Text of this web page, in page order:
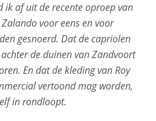
ik af uit de recente oproep van
voor eens en voor
gesnoerd. Dat de capriolen
de duinen van Zandvoort
En dat de kleding van Roy
vertoond mag worden,
in rondloopt.